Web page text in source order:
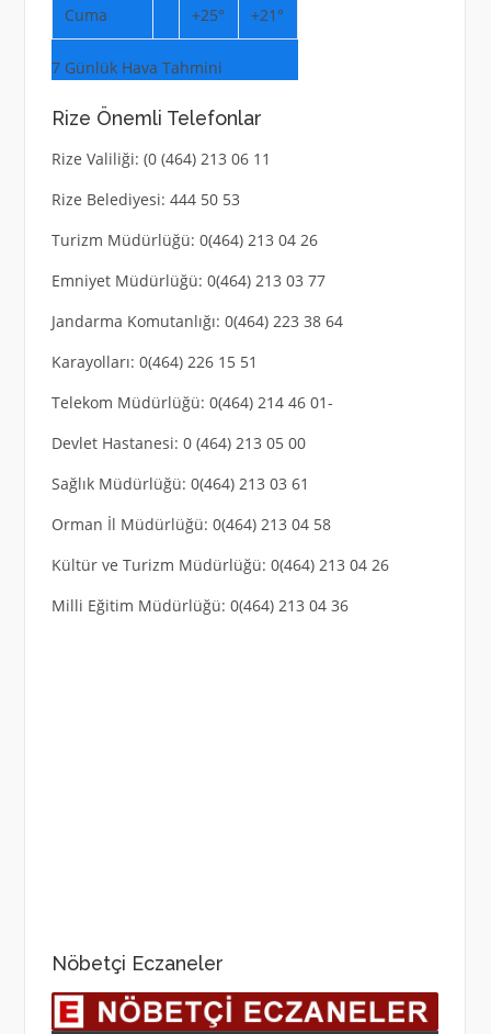
Cuma +25° +21°
7 Günlük Hava Tahmini
Rize Önemli Telefonlar
Rize Valiliği: (0 (464) 213 06 11
Rize Belediyesi: 444 50 53
Turizm Müdürlüğü: 0(464) 213 04 26
Emniyet Müdürlüğü: 0(464) 213 03 77
Jandarma Komutanlığı: 0(464) 223 38 64
Karayolları: 0(464) 226 15 51
Telekom Müdürlüğü: 0(464) 214 46 01-
Devlet Hastanesi: 0 (464) 213 05 00
Sağlık Müdürlüğü: 0(464) 213 03 61
Orman İl Müdürlüğü: 0(464) 213 04 58
Kültür ve Turizm Müdürlüğü: 0(464) 213 04 26
Milli Eğitim Müdürlüğü: 0(464) 213 04 36
Nöbetçi Eczaneler